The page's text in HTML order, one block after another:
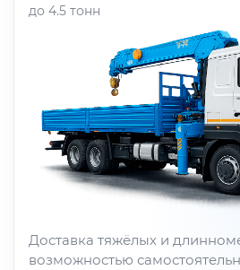
до 4.5 тонн
Доставка тяжёлых и
возможностью